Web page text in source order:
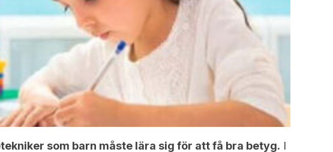
som barn måste lära sig för att få bra betyg. I